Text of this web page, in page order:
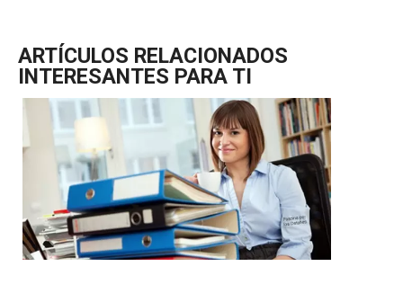
ARTÍCULOS RELACIONADOS
INTERESANTES PARA TI